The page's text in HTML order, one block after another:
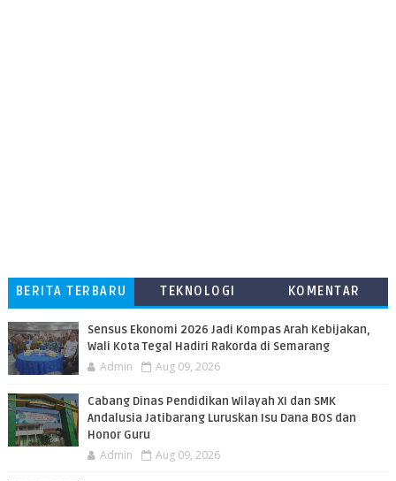
BERITA TERBARU TEKNOLOGI
KOMENTAR
Sensus Ekonomi 2026 Jadi Kompas Arah Kebijakan,
Wali Kota Tegal Hadiri Rakorda di Semarang
Admin Aug 09, 2026
Cabang Dinas Pendidikan Wilayah XI dan SMK
Andalusia Jatibarang Luruskan Isu Dana BOS dan
Honor Guru
Admin Aug 09, 2026